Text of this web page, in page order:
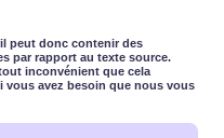
ITALIANO
peut donc contenir des
par rapport au texte source.
inconvénient que cela
vous avez besoin que nous vous